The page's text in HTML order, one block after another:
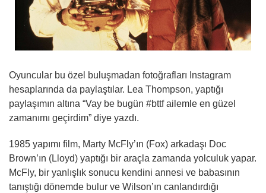
Oyuncular bu özel buluşmadan fotoğrafları Instagram
hesaplarında da paylaştılar. Lea Thompson, yaptığı
paylaşımın altına “Vay be bugün #bttf ailemle en güzel
zamanımı geçirdim” diye yazdı.
1985 yapımı film, Marty McFly’ın (Fox) arkadaşı Doc
Brown’ın (Lloyd) yaptığı bir araçla zamanda yolculuk yapar.
McFly, bir yanlışlık sonucu kendini annesi ve babasının
tanıştığı dönemde bulur ve Wilson’ın canlandırdığı